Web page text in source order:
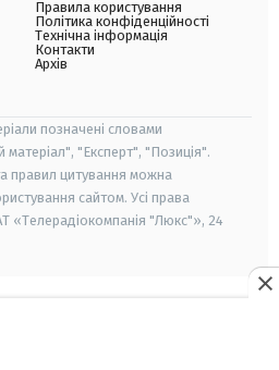
Правила користування
Політика конфіденційності
Технічна інформація
Контакти
Архів
позначені словами
"Експерт", "Позиція".
правил цитування можна
сайтом. Усі права
«Телерадіокомпанія "Люкс"», 24